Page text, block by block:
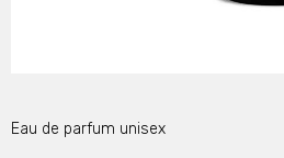
Eau de parfum unisex